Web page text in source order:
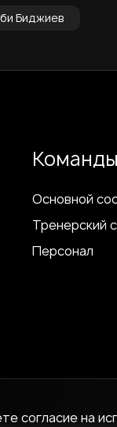
Биджиев
Команды
Основной
Тренерский
Персонал
согласие на